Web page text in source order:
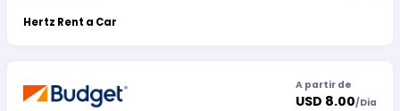
Hertz Rent a Car
A partir de
USD 8.00/Dia